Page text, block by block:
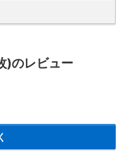
)のレビュー